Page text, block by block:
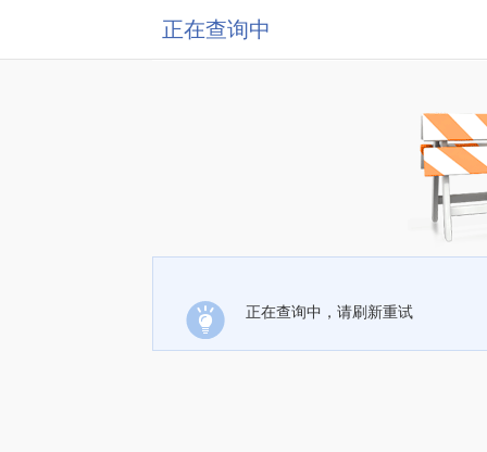
正在查询中
正在查询中，请刷新重试